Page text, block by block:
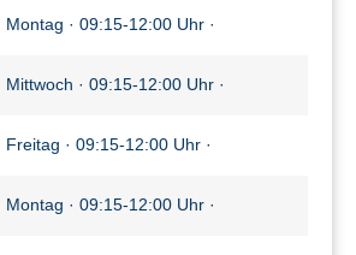
Montag · 09:15-12:00 Uhr ·
Mittwoch · 09:15-12:00 Uhr ·
Freitag · 09:15-12:00 Uhr ·
Montag · 09:15-12:00 Uhr ·